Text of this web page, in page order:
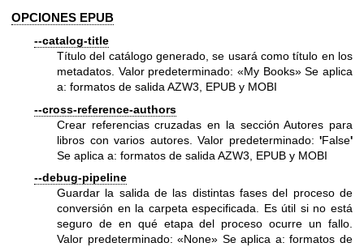
OPCIONES EPUB
--catalog-title
Título del catálogo generado, se usará como título en los
metadatos. Valor predeterminado: «My Books» Se aplica
a: formatos de salida AZW3, EPUB y MOBI
--cross-reference-authors
Crear referencias cruzadas en la sección Autores para
libros con varios autores. Valor predeterminado: 'False'
Se aplica a: formatos de salida AZW3, EPUB y MOBI
--debug-pipeline
Guardar la salida de las distintas fases del proceso de
conversión en la carpeta especificada. Es útil si no está
seguro de en qué etapa del proceso ocurre un fallo.
Valor predeterminado: «None» Se aplica a: formatos de